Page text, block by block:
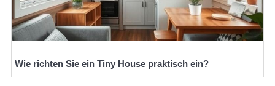
Wie richten Sie ein Tiny House praktisch ein?